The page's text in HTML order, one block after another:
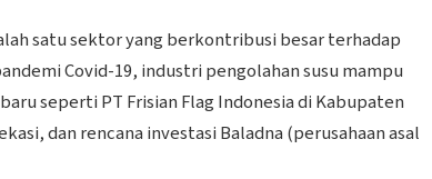
satu sektor yang berkontribusi besar terhadap
Covid-19, industri pengolahan susu mampu
seperti PT Frisian Flag Indonesia di Kabupaten
dan rencana investasi Baladna (perusahaan asal